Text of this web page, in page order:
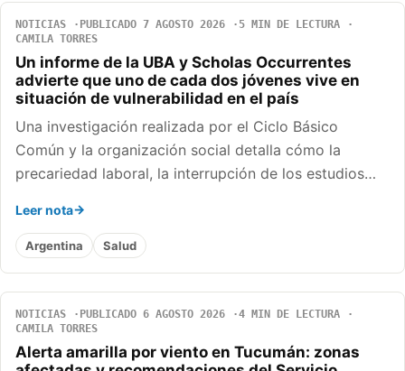
NOTICIAS PUBLICADO 7 AGOSTO 2026
5 MIN DE LECTURA
CAMILA TORRES
Un informe de la UBA y Scholas Occurrentes
advierte que uno de cada dos jóvenes vive en
situación de vulnerabilidad en el país
Una investigación realizada por el Ciclo Básico
Común y la organización social detalla cómo la
precariedad laboral, la interrupción de los estudios…
Leer nota
Argentina Salud
NOTICIAS PUBLICADO 6 AGOSTO 2026
4 MIN DE LECTURA
CAMILA TORRES
Alerta amarilla por viento en Tucumán: zonas